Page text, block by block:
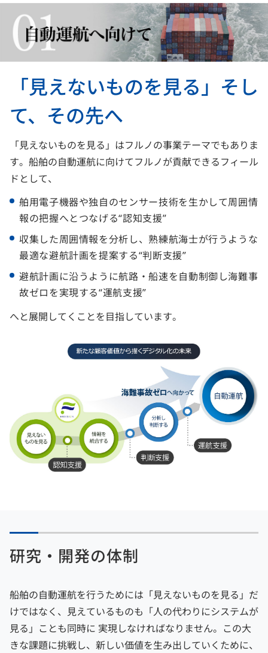
「見えないものを見る」そし
て、その先へ
「見えないものを見る」はフルノの事業テーマでもありま
す。船舶の自動運航に向けてフルノが貢献できるフィール
ドとして、
舶用電子機器や独自のセンサー技術を生かして周囲情
報の把握へとつなげる“認知支援”
収集した周囲情報を分析し、熟練航海士が行うような
最適な避航計画を提案する“判断支援”
避航計画に沿うように航路・船速を自動制御し海難事
故ゼロを実現する“運航支援”
へと展開してくことを目指しています。
研究・開発の体制
船舶の自動運航を行うためには「見えないものを見る」だ
けではなく、見えているものも「人の代わりにシステムが
見る」ことも同時に 実現しなければなりません。この大
きな課題に挑戦し、新しい価値を生み出していくために、